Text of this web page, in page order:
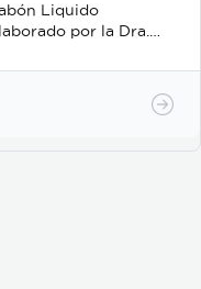
por la Dra.
lavar los
frutas,
Está
apropiado para el